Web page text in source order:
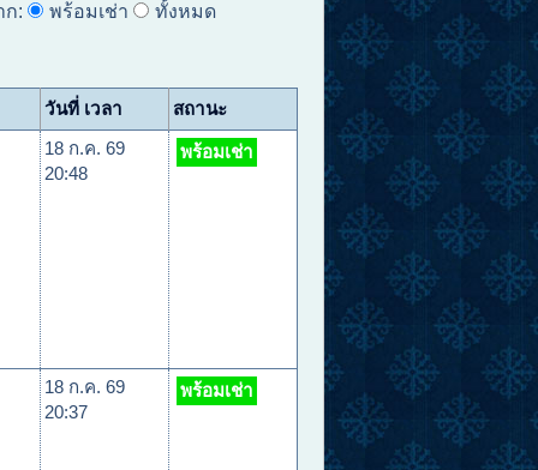
ก: พร้อมเช่า ทั้งหมด
วันที่ เวลา
สถานะ
18 ก.ค. 69
20:48
พร้อมเช่า
18 ก.ค. 69
20:37
พร้อมเช่า